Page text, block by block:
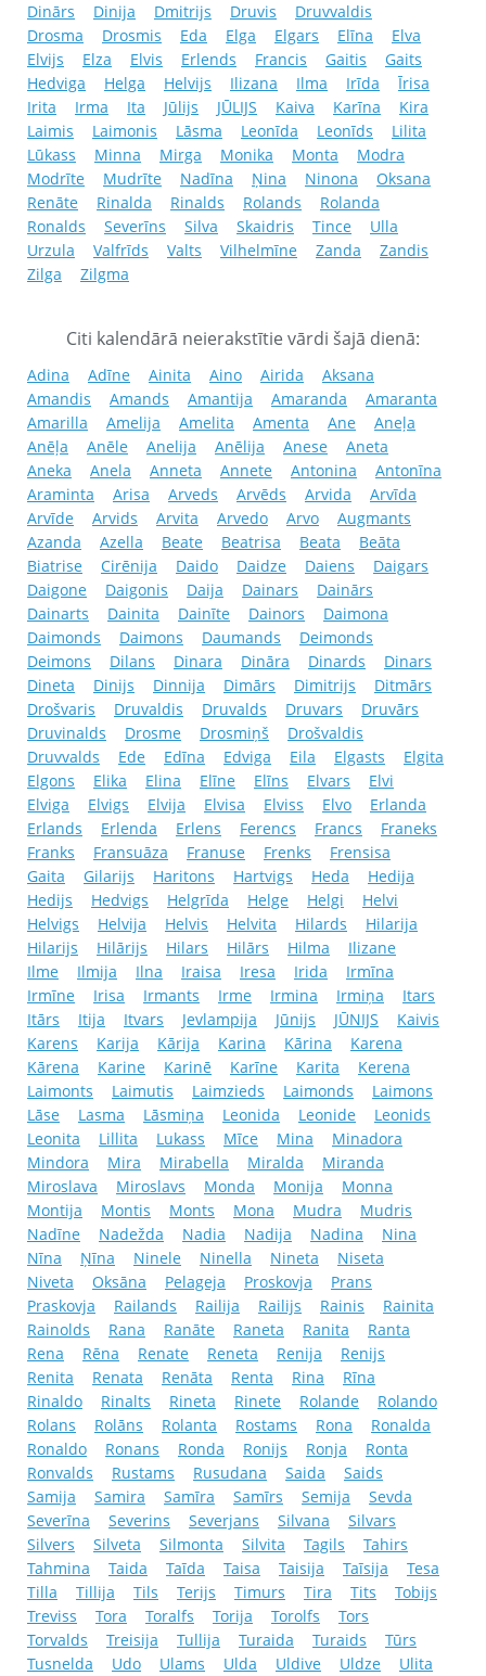
Dinārs
Dinija Dmitrijs Druvis
Druvvaldis
Drosma
Drosmis Eda Elga Elgars Elīna
Elva
Elvijs
Elza Elvis Erlends Francis Gaitis
Gaits
Hedviga
Helga Helvijs Ilizana Ilma Irīda
Īrisa
Irita
Irma Ita Jūlijs JŪLIJS Kaiva Karīna
Kira
Laimis
Laimonis Lāsma Leonīda Leonīds
Lilita
Lūkass
Minna Mirga Monika Monta
Modra
Modrīte
Mudrīte Nadīna Ņina Ninona
Oksana
Renāte
Rinalda Rinalds Rolands
Rolanda
Ronalds
Severīns Silva Skaidris Tince
Ulla
Urzula
Valfrīds Valts Vilhelmīne Zanda
Zandis
Zilga
Zilgma
Citi kalendārā neierakstītie vārdi šajā dienā:
Adina Adīne Ainita Aino Airida
Aksana
Amandis
Amands Amantija Amaranda
Amaranta
Amarilla
Amelija Amelita Amenta Ane
Aneļa
Anēļa
Anēle Anelija Anēlija Anese
Aneta
Aneka
Anela Anneta Annete Antonina
Antonīna
Araminta
Arisa Arveds Arvēds Arvida
Arvīda
Arvīde
Arvids Arvita Arvedo Arvo
Augmants
Azanda
Azella Beate Beatrisa Beata
Beāta
Biatrise
Cirēnija Daido Daidze Daiens
Daigars
Daigone
Daigonis Daija Dainars
Dainārs
Dainarts
Dainita Dainīte Dainors
Daimona
Daimonds
Daimons Daumands
Deimonds
Deimons
Dilans Dinara Dināra Dinards
Dinars
Dineta
Dinijs Dinnija Dimārs Dimitrijs
Ditmārs
Drošvaris
Druvaldis Druvalds Druvars
Druvārs
Druvinalds
Drosme Drosmiņš
Drošvaldis
Druvvalds
Ede Edīna Edviga Eila Elgasts
Elgita
Elgons
Elika Elina Elīne Elīns Elvars
Elvi
Elviga
Elvigs Elvija Elvisa Elviss Elvo
Erlanda
Erlands
Erlenda Erlens Ferencs Francs
Franeks
Franks
Fransuāza Franuse Frenks
Frensisa
Gaita
Gilarijs Haritons Hartvigs Heda
Hedija
Hedijs
Hedvigs Helgrīda Helge Helgi
Helvi
Helvigs
Helvija Helvis Helvita Hilards
Hilarija
Hilarijs
Hilārijs Hilars Hilārs Hilma
Ilizane
Ilme
Ilmija Ilna Iraisa Iresa Irida
Irmīna
Irmīne
Irisa Irmants Irme Irmina Irmiņa
Itars
Itārs
Itija Itvars Jevlampija Jūnijs JŪNIJS
Kaivis
Karens
Karija Kārija Karina Kārina
Karena
Kārena
Karine Karinē Karīne Karita
Kerena
Laimonts
Laimutis Laimzieds Laimonds
Laimons
Lāse
Lasma Lāsmiņa Leonida Leonide
Leonids
Leonita
Lillita Lukass Mīce Mina
Minadora
Mindora
Mira Mirabella Miralda
Miranda
Miroslava
Miroslavs Monda Monija
Monna
Montija
Montis Monts Mona Mudra
Mudris
Nadīne
Nadežda Nadia Nadija Nadina
Nina
Nīna
Ņīna Ninele Ninella Nineta
Niseta
Niveta
Oksāna Pelageja Proskovja
Prans
Praskovja
Railands Railija Railijs Rainis
Rainita
Rainolds
Rana Ranāte Raneta Ranita
Ranta
Rena
Rēna Renate Reneta Renija
Renijs
Renita
Renata Renāta Renta Rina
Rīna
Rinaldo
Rinalts Rineta Rinete Rolande
Rolando
Rolans
Rolāns Rolanta Rostams Rona
Ronalda
Ronaldo
Ronans Ronda Ronijs Ronja
Ronta
Ronvalds
Rustams Rusudana Saida
Saids
Samija
Samira Samīra Samīrs Semija
Sevda
Severīna
Severins Severjans Silvana
Silvars
Silvers
Silveta Silmonta Silvita Tagils
Tahirs
Tahmina
Taida Taīda Taisa Taisija Taīsija
Tesa
Tilla
Tillija Tils Terijs Timurs Tira Tits
Tobijs
Treviss
Tora Toralfs Torija Torolfs
Tors
Torvalds
Treisija Tullija Turaida Turaids
Tūrs
Tusnelda
Udo Ulams Ulda Uldive Uldze
Ulita